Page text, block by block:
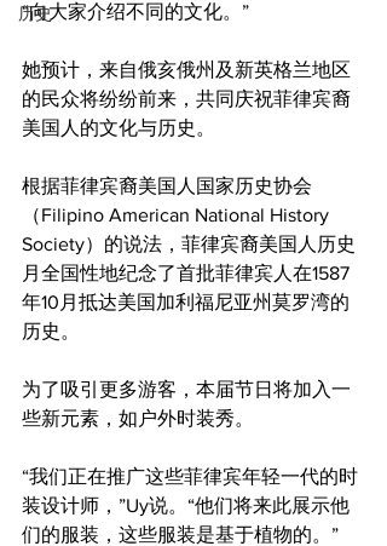
历史
“向大家介绍不同的文化。”
她预计，来自俄亥俄州及新英格兰地区
的民众将纷纷前来，共同庆祝菲律宾裔
美国人的文化与历史。
根据菲律宾裔美国人国家历史协会
（Filipino American National History
Society）的说法，菲律宾裔美国人历史
月全国性地纪念了首批菲律宾人在1587
年10月抵达美国加利福尼亚州莫罗湾的
历史。
为了吸引更多游客，本届节日将加入一
些新元素，如户外时装秀。
“我们正在推广这些菲律宾年轻一代的时
装设计师，”Uy说。“他们将来此展示他
们的服装，这些服装是基于植物的。”